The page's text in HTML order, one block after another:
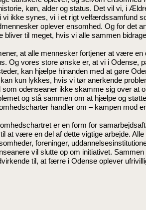
køn, alder og status. Det vil vi, i
vi ikke synes, vi i et rigt velfærdssamfund
oplever ensomhed. Og for det
bliver til meget, hvis vi alle sammen
at alle mennesker fortjener at være
Og vores store ønske er, at vi i Odense,
kan hjælpe hinanden med at gøre
kun lykkes, hvis vi tør anerkende
som odenseaner ikke skamme sig over at
og stå sammen om at hjælpe og
handler om – kampen mod
er en form for
at være en del af dette vigtige arbejde.
foreninger,
vil slutte op om initiativet.
til, at færre i Odense oplever